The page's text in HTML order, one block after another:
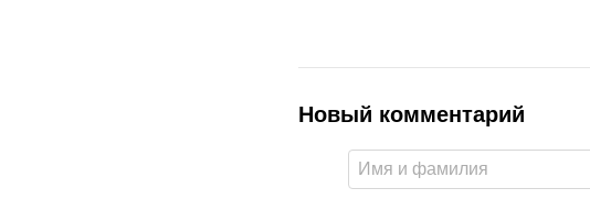
Новый комментарий